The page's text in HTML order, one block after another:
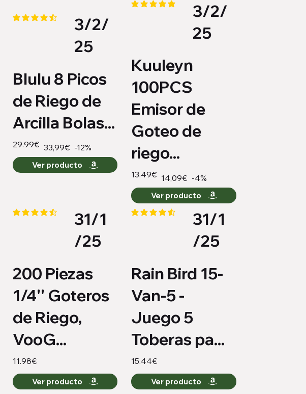
5
la calificación promedio es 4.3 de 5
3/2/
25
Blulu 8 Picos
de Riego de
Arcilla Bolas...
29.99€ 33,99€ -12%
Ver producto
la calificación promedio es 5 de 5
3/2/
25
Kuuleyn
100PCS
Emisor de
Goteo de
riego...
13.49€ 14,09€ -4%
Ver producto
5 la calificación promedio es 4.4 de 5
31/1
/25
200 Piezas
1/4'' Goteros
de Riego,
VooG...
11.98€
Ver producto
la calificación promedio es 4.3 de 5
31/1
/25
Rain Bird 15-
Van-5 -
Juego 5
Toberas pa...
15.44€
Ver producto